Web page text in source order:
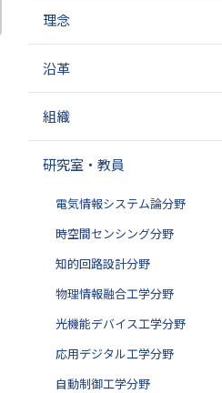
ン
理念
沿革
組織
研究室・教員
電気情報システム論分野
時空間センシング分野
知的回路設計分野
物理情報融合工学分野
光機能デバイス工学分野
応用デジタル工学分野
自動制御工学分野